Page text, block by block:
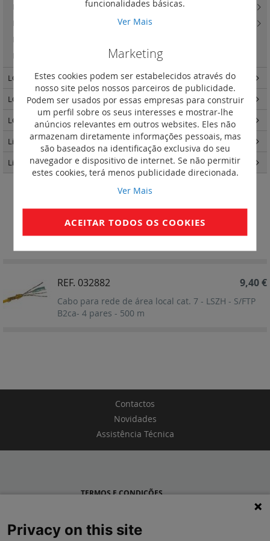
LCS3 cat. 7 - cabos e cordões
Ordenação
REF. 032882
Cabo para rede de área local cat. 7 - LSZH - S/FTP
B2ca- 4 pares - 500 m
9,40 €
LCS3 cat. 8 6A e 6 - tomadas e paineis e unidades e cabos para voz
LCS3 cat. 8, 6A e 6 - acessórios(10)
LCS3 cat. 8
LCS3 cat. 6A - ficha de ligação rápida RJ 45 cat 6A STP
LCS3 fibra ótica(140)
LCS3 quadros e armários(34)
LCS3 distribuição de energia(25)
Linkeo - Quadros e Armários(87)
Linkeo C cobre(31)
Contactos
Novidades
Assistência Técnica
funcionalidades básicas.
Ver Mais
Marketing
Estes cookies podem ser estabelecidos através do
nosso site pelos nossos parceiros de publicidade.
Podem ser usados por essas empresas para construir
um perfil sobre os seus interesses e mostrar-lhe
anúncios relevantes em outros websites. Eles não
armazenam diretamente informações pessoais, mas
são baseados na identificação exclusiva do seu
navegador e dispositivo de internet. Se não permitir
estes cookies, terá menos publicidade direcionada.
Ver Mais
ACEITAR TODOS OS COOKIES
TERMOS E CONDIÇÕES
LEGRAND PORTUGAL
Privacy on this site